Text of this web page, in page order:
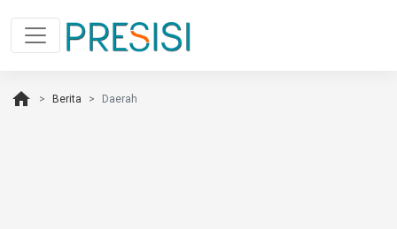
home Berita Daerah